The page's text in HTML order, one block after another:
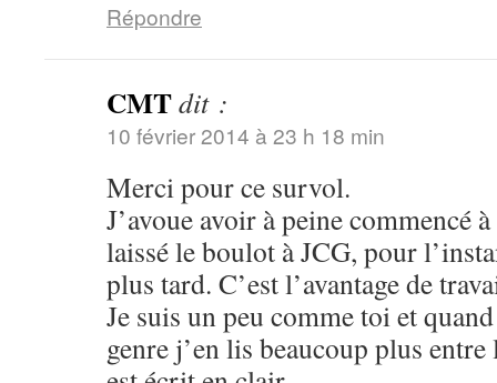
Répondre
CMTdit :
10 février 2014 à 23 h 18 min
Merci pour ce survol.
J’avoue avoir à peine commencé
laissé le boulot à JCG, pour
plus tard. C’est l’avantage de
Je suis un peu comme toi et
genre j’en lis beaucoup plus